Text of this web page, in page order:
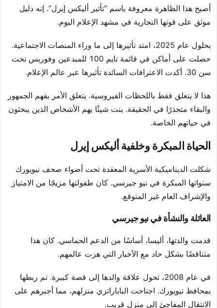
أصبح هذا الظاهرة معروفة باسم “تأثير أليكس إيرل”. إنه دليل
موثق على قوتها التجارية في مشهد الإعلام اليوم.
بحلول عام 2025، امتد تأثيرها إلى ما وراء المنصات الاجتماعية.
حصلت على أماكن في قائمة تايم 100 للمبدعين وفوربس تحت
سن 30. أكدت الاعترافات السائدة تأثيرها عبر عالم الإعلام.
هذا لا يتعلق فقط باللحظات الفيروسية. يتعلق الأمر بفهم الجمهور
والبقاء متجذرًا في الحقيقة. بنت شيئًا يهم الأشخاص الذين يبحثون
في حياتهم الخاصة.
الحياة المبكرة وخلفية أليكس إيرل
شكلت الديناميكية الأسرية المعقدة تحت أضواء صحف نيويورك
سنواتها المبكرة في نيو جيرسي. كان طفولتها مزيجًا من الامتياز
والإشراف العام غير المتوقع.
العائلة والنشأة في نيو جيرسي
قدمت والدتها، أليسا، أساسًا من الدعم الحماسي. كان هذا
متناقضًا بشكل حاد مع الأخبار التي هزت عالمهم.
في عام 2008، تحول علاقة والدها إلى قصة كبيرة. تم ربطها
بمحافظ نيويورك. اجتاحت الباباراتزي منزلهم، مما أجبرهم على
الانتقال المفاجئ إلى منزل قريب.